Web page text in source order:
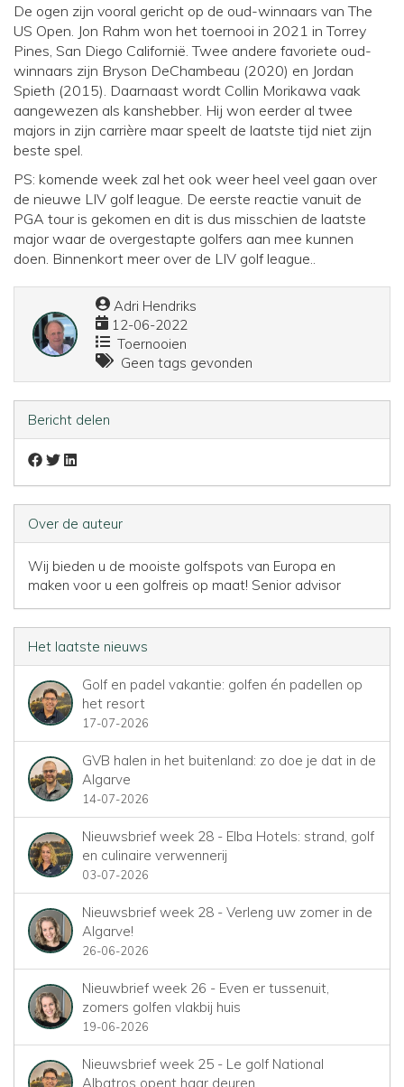
De ogen zijn vooral gericht op de oud-winnaars van The
US Open. Jon Rahm won het toernooi in 2021 in Torrey
Pines, San Diego Californië. Twee andere favoriete oud-
winnaars zijn Bryson DeChambeau (2020) en Jordan
Spieth (2015). Daarnaast wordt Collin Morikawa vaak
aangewezen als kanshebber. Hij won eerder al twee
majors in zijn carrière maar speelt de laatste tijd niet zijn
beste spel.
PS: komende week zal het ook weer heel veel gaan over
de nieuwe LIV golf league. De eerste reactie vanuit de
PGA tour is gekomen en dit is dus misschien de laatste
major waar de overgestapte golfers aan mee kunnen
doen. Binnenkort meer over de LIV golf league..
Adri Hendriks
12-06-2022
Toernooien
Geen tags gevonden
Bericht delen
Over de auteur
Wij bieden u de mooiste golfspots van Europa en
maken voor u een golfreis op maat! Senior advisor
Het laatste nieuws
Golf en padel vakantie: golfen én padellen op
het resort
17-07-2026
GVB halen in het buitenland: zo doe je dat in de
Algarve
14-07-2026
Nieuwsbrief week 28 - Elba Hotels: strand, golf
en culinaire verwennerij
03-07-2026
Nieuwsbrief week 28 - Verleng uw zomer in de
Algarve!
26-06-2026
Nieuwbrief week 26 - Even er tussenuit,
zomers golfen vlakbij huis
19-06-2026
Nieuwsbrief week 25 - Le golf National
Albatros opent haar deuren